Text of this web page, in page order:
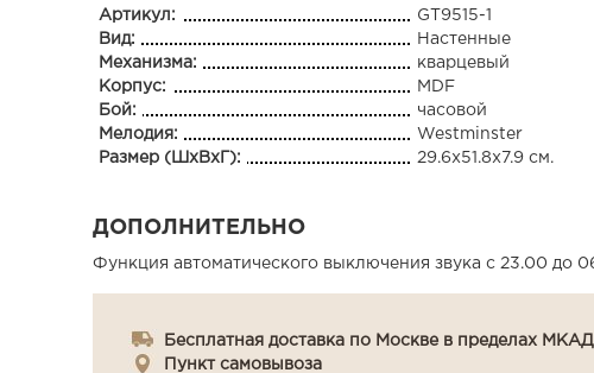
Артикул:
GT9515-1
Вид:
Настенные
Механизма:
кварцевый
Корпус:
MDF
Бой:
часовой
Мелодия:
Westminster
Размер (ШхВхГ):
29.6x51.8x7.9 см.
ДОПОЛНИТЕЛЬНО
Функция автоматического выключения звука с 23.00 до
Бесплатная доставка по Москве в пределах
Пункт самовывоза